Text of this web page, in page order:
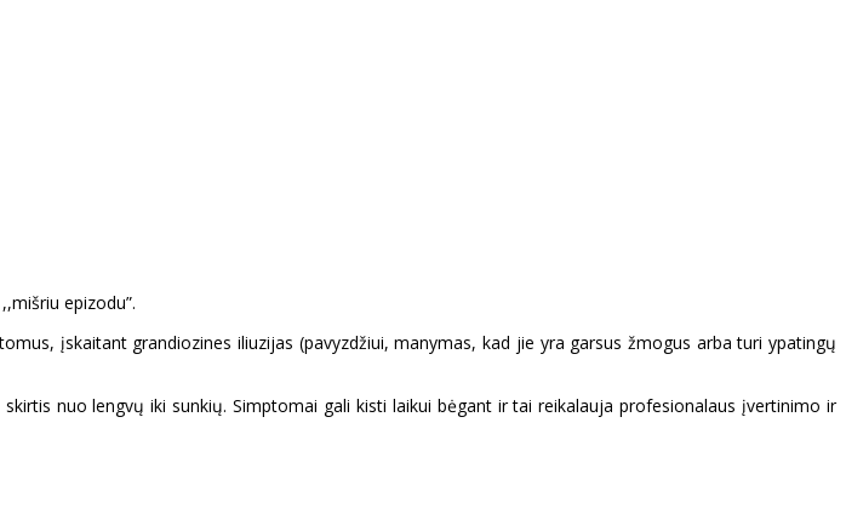
epizodu”.
įskaitant grandiozines iliuzijas (pavyzdžiui, manymas, kad jie yra garsus žmogus arba turi ypatingų
nuo lengvų iki sunkių. Simptomai gali kisti laikui bėgant ir tai reikalauja profesionalaus įvertinimo ir